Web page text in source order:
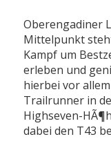
Oberengadiner
Mittelpunkt
Kampf um
erleben und
hierbei vor
Trailrunner in
Highseven-
dabei den T43